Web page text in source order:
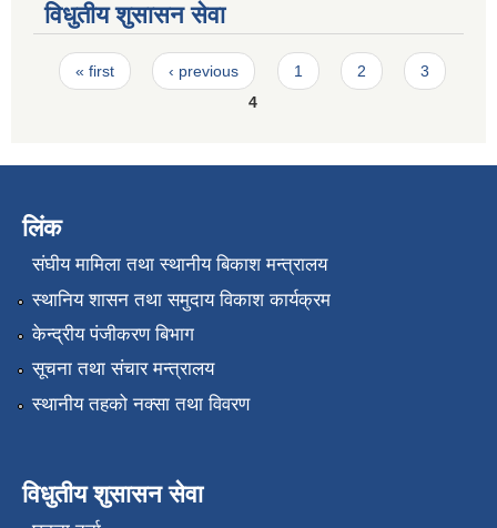
विधुतीय शुसासन सेवा
Pages
« first ‹ previous 1 2
3
4
लिंक
संघीय मामिला तथा स्थानीय बिकाश मन्त्रालय
स्थानिय शासन तथा समुदाय विकाश कार्यक्रम
केन्द्रीय पंजीकरण बिभाग
सूचना तथा संचार मन्त्रालय
स्थानीय तहको नक्सा तथा विवरण
विधुतीय शुसासन सेवा